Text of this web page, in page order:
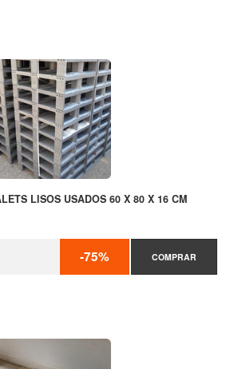
LISOS USADOS 60 X 80 X 16 CM
-75% COMPRAR